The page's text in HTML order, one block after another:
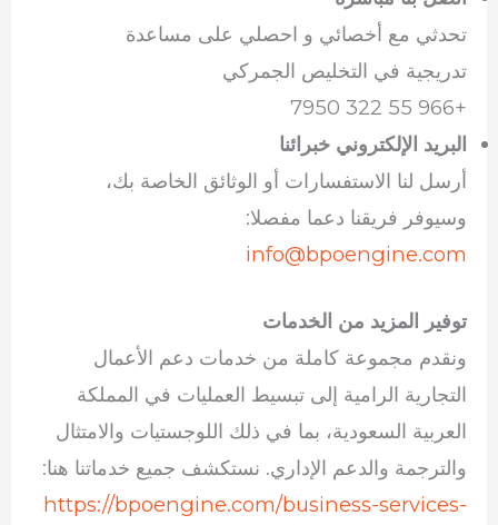
تحدثي مع أخصائي و احصلي على مساعدة
تدريجية في التخليص الجمركي
+966 55 322 7950
البريد الإلكتروني خبرائنا
أرسل لنا الاستفسارات أو الوثائق الخاصة بك،
وسيوفر فريقنا دعما مفصلا:
info@bpoengine.com
توفير المزيد من الخدمات
ونقدم مجموعة كاملة من خدمات دعم الأعمال
التجارية الرامية إلى تبسيط العمليات في المملكة
العربية السعودية، بما في ذلك اللوجستيات والامتثال
والترجمة والدعم الإداري. نستكشف جميع خدماتنا هنا:
https://bpoengine.com/business-services-